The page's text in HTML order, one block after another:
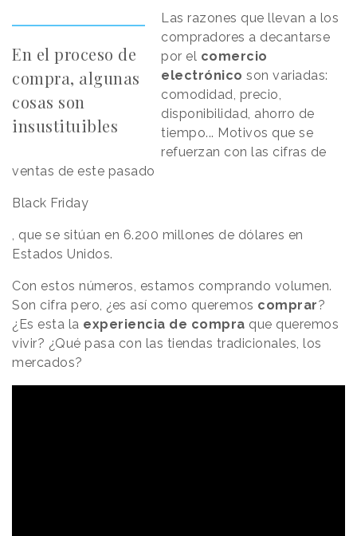
En el proceso de
compra, algunas
cosas son
insustituibles
Las razones que llevan a los
compradores a decantarse
por el comercio
electrónico son variadas:
comodidad, precio,
disponibilidad, ahorro de
tiempo... Motivos que se
refuerzan con las cifras de
ventas de este pasado
Black Friday
, que se sitúan en 6.200 millones de dólares en
Estados Unidos.
Con estos números, estamos comprando volumen.
Son cifra pero, ¿es así como queremos comprar?
¿Es esta la experiencia de compra que queremos
vivir? ¿Qué pasa con las tiendas tradicionales, los
mercados?